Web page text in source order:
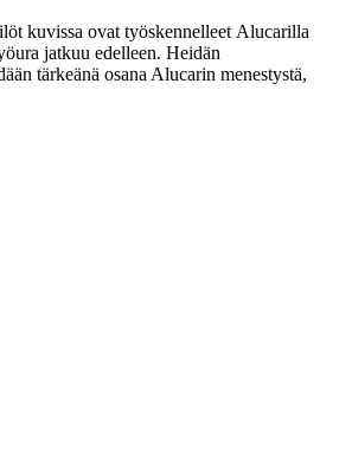
kuvissa ovat työskennelleet Alucarilla
jatkuu edelleen. Heidän
tärkeänä osana Alucarin menestystä,